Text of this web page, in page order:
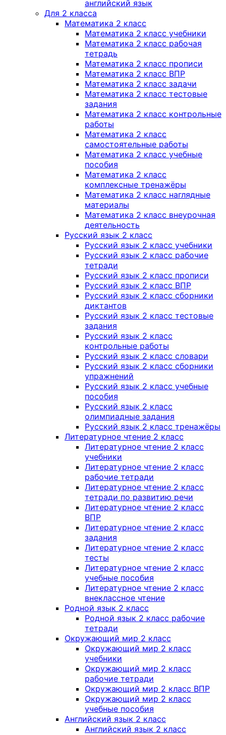
английский язык
Для 2 класса
Математика 2 класс
Математика 2 класс учебники
Математика 2 класс рабочая
тетрадь
Математика 2 класс прописи
Математика 2 класс ВПР
Математика 2 класс задачи
Математика 2 класс тестовые
задания
Математика 2 класс контрольные
работы
Математика 2 класс
самостоятельные работы
Математика 2 класс учебные
пособия
Математика 2 класс
комплексные тренажёры
Математика 2 класс наглядные
материалы
Математика 2 класс внеурочная
деятельность
Русский язык 2 класс
Русский язык 2 класс учебники
Русский язык 2 класс рабочие
тетради
Русский язык 2 класс прописи
Русский язык 2 класс ВПР
Русский язык 2 класс сборники
диктантов
Русский язык 2 класс тестовые
задания
Русский язык 2 класс
контрольные работы
Русский язык 2 класс словари
Русский язык 2 класс сборники
упражнений
Русский язык 2 класс учебные
пособия
Русский язык 2 класс
олимпиадные задания
Русский язык 2 класс тренажёры
Литературное чтение 2 класс
Литературное чтение 2 класс
учебники
Литературное чтение 2 класс
рабочие тетради
Литературное чтение 2 класс
тетради по развитию речи
Литературное чтение 2 класс
ВПР
Литературное чтение 2 класс
задания
Литературное чтение 2 класс
тесты
Литературное чтение 2 класс
учебные пособия
Литературное чтение 2 класс
внеклассное чтение
Родной язык 2 класс
Родной язык 2 класс рабочие
тетради
Окружающий мир 2 класс
Окружающий мир 2 класс
учебники
Окружающий мир 2 класс
рабочие тетради
Окружающий мир 2 класс ВПР
Окружающий мир 2 класс
учебные пособия
Английский язык 2 класс
Английский язык 2 класс